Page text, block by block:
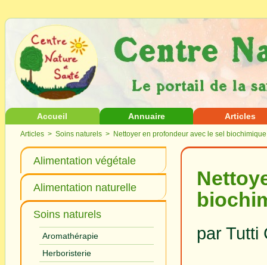
Accueil Annuaire Articles
Articles > Soins naturels > Nettoyer en profondeur avec le sel
Alimentation végétale
Alimentation naturelle
Soins naturels
Aromathérapie
Herboristerie
par